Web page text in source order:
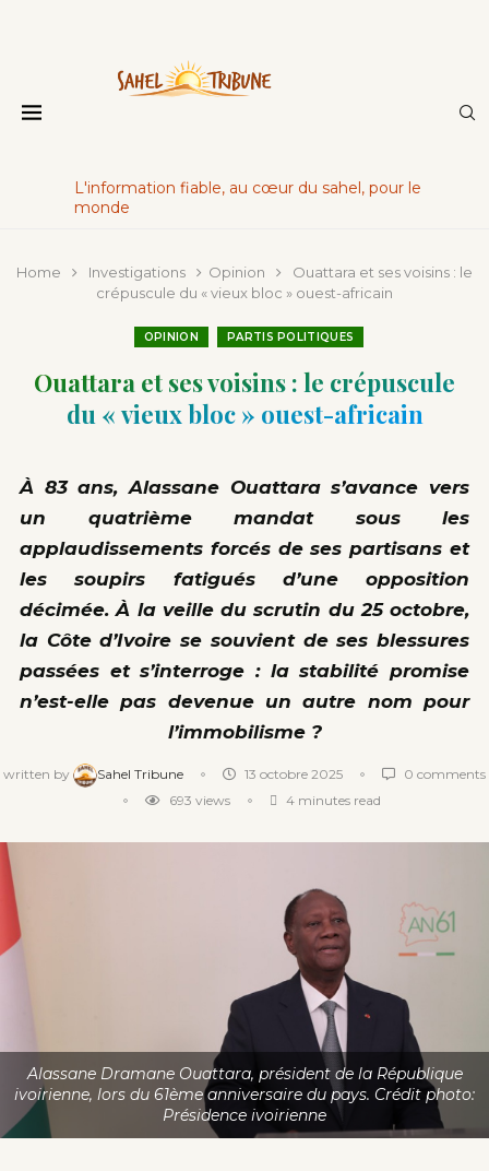
L'information fiable, au cœur du sahel, pour le
monde
Home Investigations Opinion
Ouattara et ses voisins : le
crépuscule du « vieux bloc » ouest-africain
OPINION PARTIS POLITIQUES
Ouattara et ses voisins : le crépuscule
du « vieux bloc » ouest-africain
À 83 ans, Alassane Ouattara s’avance vers
un quatrième mandat sous les
applaudissements forcés de ses partisans et
les soupirs fatigués d’une opposition
décimée. À la veille du scrutin du 25 octobre,
la Côte d’Ivoire se souvient de ses blessures
passées et s’interroge : la stabilité promise
n’est-elle pas devenue un autre nom pour
l’immobilisme ?
written by Sahel Tribune 13 octobre 2025
0 comments
693 views 4 minutes read
Alassane Dramane Ouattara, président de la République
ivoirienne, lors du 61ème anniversaire du pays. Crédit photo:
Présidence ivoirienne